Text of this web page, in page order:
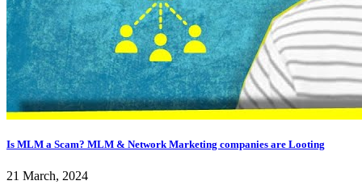
Is MLM a Scam? MLM & Network Marketing companies are Looting
21 March, 2024